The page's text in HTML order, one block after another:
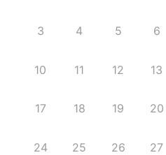
3 4 5 6
10 11 12 13
17 18 19 20
24 25 26 27